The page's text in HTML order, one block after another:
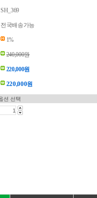
SH_369
전국배송가능
1%
240,000원
220,000원
220,000원